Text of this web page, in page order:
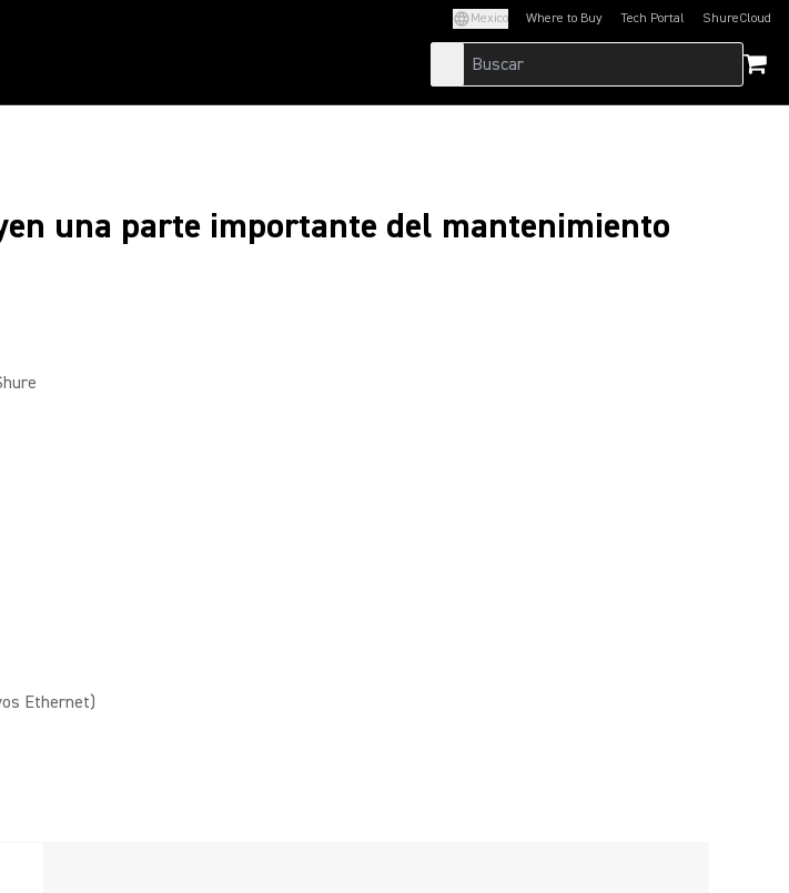
Mexico Where to Buy Tech Portal
(Opens in a new tab)ShureCloud
(Opens in a new
una parte importante del mantenimiento
Ethernet)